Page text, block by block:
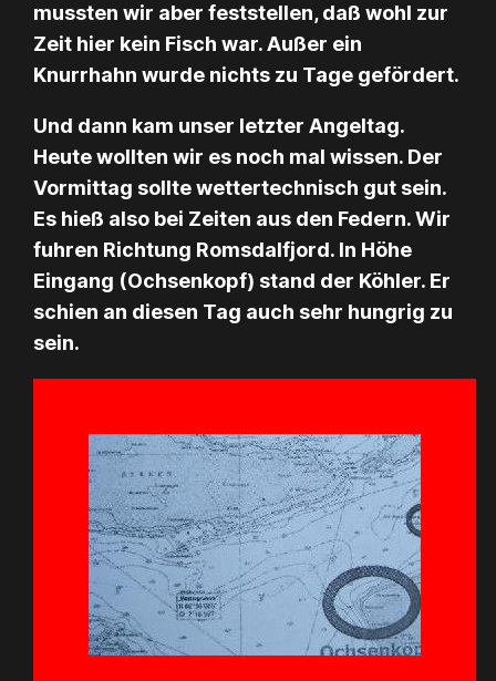
mussten wir aber feststellen, daß wohl zur
Zeit hier kein Fisch war. Außer ein
Knurrhahn wurde nichts zu Tage gefördert.
Und dann kam unser letzter Angeltag.
Heute wollten wir es noch mal wissen. Der
Vormittag sollte wettertechnisch gut sein.
Es hieß also bei Zeiten aus den Federn. Wir
fuhren Richtung Romsdalfjord. In Höhe
Eingang (Ochsenkopf) stand der Köhler. Er
schien an diesen Tag auch sehr hungrig zu
sein.